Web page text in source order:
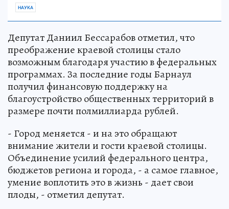
НАУКА
Депутат Даниил Бессарабов отметил, что
преображение краевой столицы стало
возможным благодаря участию в федеральных
программах. За последние годы Барнаул
получил финансовую поддержку на
благоустройство общественных территорий в
размере почти полмиллиарда рублей.
- Город меняется - и на это обращают
внимание жители и гости краевой столицы.
Объединение усилий федерального центра,
бюджетов региона и города, - а самое главное,
умение воплотить это в жизнь - дает свои
плоды, - отметил депутат.